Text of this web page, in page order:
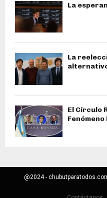
La
La
El Círculo
Fenómeno
@2024 -